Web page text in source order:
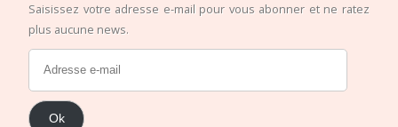
Saisissez votre adresse e-mail pour vous abonner et ne ratez
plus aucune news.
Ok